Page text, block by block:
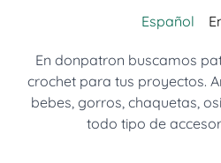
Español
En donpatron buscamos
crochet para tus proyectos.
bebes, gorros, chaquetas,
todo tipo de